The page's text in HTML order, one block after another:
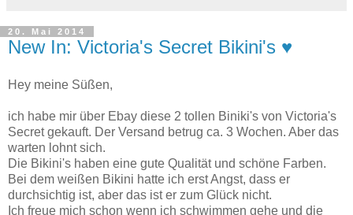
20. Mai 2014
New In: Victoria's Secret Bikini's ♥
Hey meine Süßen,
ich habe mir über Ebay diese 2 tollen Biniki's von Victoria's
Secret gekauft. Der Versand betrug ca. 3 Wochen. Aber das
warten lohnt sich.
Die Bikini's haben eine gute Qualität und schöne Farben.
Bei dem weißen Bikini hatte ich erst Angst, dass er
durchsichtig ist, aber das ist er zum Glück nicht.
Ich freue mich schon wenn ich schwimmen gehe und die